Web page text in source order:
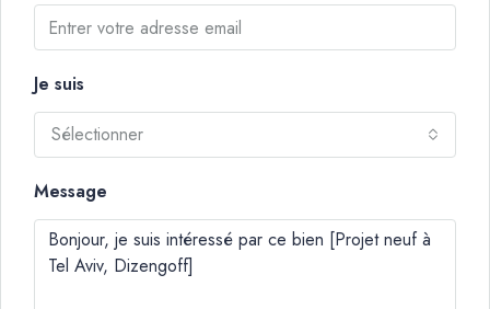
Je suis
Sélectionner
Message